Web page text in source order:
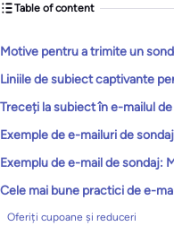
Table of content
Motive pentru a trimite un
Liniile de subiect captivante
Treceți la subiect în e-mailul
Exemple de e-mailuri de
Exemplu de e-mail de sondaj:
Cele mai bune practici de e-
Oferiți cupoane și reduceri